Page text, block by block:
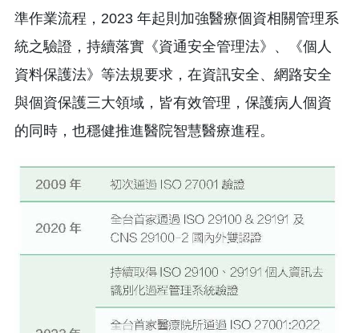
準作業流程，2023 年起則加強醫療個資相關管理系
統之驗證，持續落實《資通安全管理法》、《個人
資料保護法》等法規要求，在資訊安全、網路安全
與個資保護三大領域，皆有效管理，保護病人個資
的同時，也穩健推進醫院智慧醫療進程。